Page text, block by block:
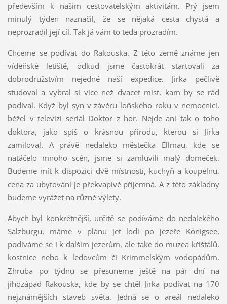
především k našim cestovatelským aktivitám. Prý jsem
minulý týden naznačil, že se nějaká cesta chystá a
neprozradil její cíl. Tak já vám to teda prozradím.
Chceme se podívat do Rakouska. Z této země známe jen
vídeňské letiště, odkud jsme častokrát startovali za
dobrodružstvím nejedné naší expedice. Jirka pečlivě
studoval a vybral si více než dvacet míst, kam by se rád
podíval. Když byl syn v závěru loňského roku v nemocnici,
běžel v televizi seriál Doktor z hor. Nejde ani tak o toho
doktora, jako spíš o krásnou přírodu, kterou si Jirka
zamiloval. A právě nedaleko městečka Ellmau, kde se
natáčelo mnoho scén, jsme si zamluvili malý domeček.
Budeme mít k dispozici dvě místnosti, kuchyň a koupelnu,
cena za ubytování je překvapivě příjemná. A z této základny
budeme vyrážet na různé výlety.
Abych byl konkrétnější, určitě se podíváme do nedalekého
Salzburgu, máme v plánu jet lodí po jezeře Königsee,
podíváme se i k dalším jezerům, ale také do muzea křišťálů,
kostnice nebo k ledovcům či Krimmelským vodopádům.
Zhruba po týdnu se přesuneme ještě na pár dní na
jihozápad Rakouska, kde by se chtěl Jirka podívat na 170
nejznámějších staveb světa. Jedná se o areál nedaleko